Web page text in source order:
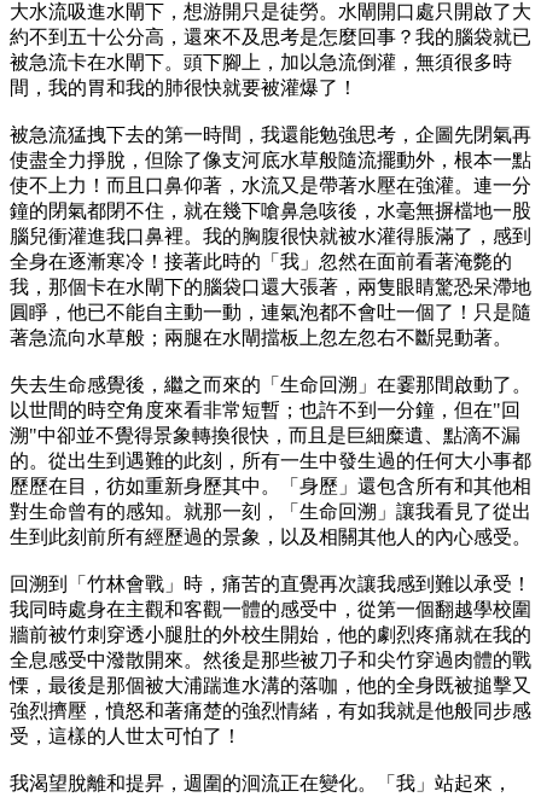
大水流吸進水閘下，想游開只是徒勞。水閘開口處只開啟了大
約不到五十公分高，還來不及思考是怎麼回事？我的腦袋就已
被急流卡在水閘下。頭下腳上，加以急流倒灌，無須很多時
間，我的胃和我的肺很快就要被灌爆了！
被急流猛拽下去的第一時間，我還能勉強思考，企圖先閉氣再
使盡全力掙脫，但除了像支河底水草般隨流擺動外，根本一點
使不上力！而且口鼻仰著，水流又是帶著水壓在強灌。連一分
鐘的閉氣都閉不住，就在幾下嗆鼻急咳後，水毫無摒檔地一股
腦兒衝灌進我口鼻裡。我的胸腹很快就被水灌得脹滿了，感到
全身在逐漸寒冷！接著此時的「我」忽然在面前看著淹斃的
我，那個卡在水閘下的腦袋口還大張著，兩隻眼睛驚恐呆滯地
圓睜，他已不能自主動一動，連氣泡都不會吐一個了！只是隨
著急流向水草般；兩腿在水閘擋板上忽左忽右不斷晃動著。
失去生命感覺後，繼之而來的「生命回溯」在霎那間啟動了。
以世間的時空角度來看非常短暫；也許不到一分鐘，但在"回
溯"中卻並不覺得景象轉換很快，而且是巨細糜遺、點滴不漏
的。從出生到遇難的此刻，所有一生中發生過的任何大小事都
歷歷在目，彷如重新身歷其中。「身歷」還包含所有和其他相
對生命曾有的感知。就那一刻，「生命回溯」讓我看見了從出
生到此刻前所有經歷過的景象，以及相關其他人的內心感受。
回溯到「竹林會戰」時，痛苦的直覺再次讓我感到難以承受！
我同時處身在主觀和客觀一體的感受中，從第一個翻越學校圍
牆前被竹刺穿透小腿肚的外校生開始，他的劇烈疼痛就在我的
全息感受中潑散開來。然後是那些被刀子和尖竹穿過肉體的戰
慄，最後是那個被大浦踹進水溝的落咖，他的全身既被搥擊又
強烈擠壓，憤怒和著痛楚的強烈情緒，有如我就是他般同步感
受，這樣的人世太可怕了！
我渴望脫離和提昇，週圍的洄流正在變化。「我」站起來，